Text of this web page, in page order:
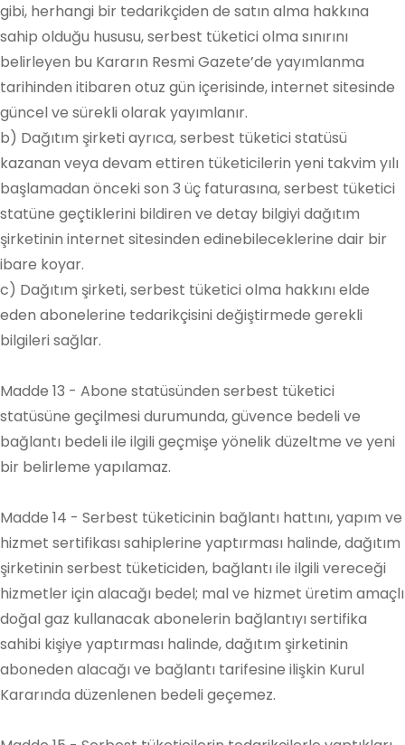
gibi, herhangi bir tedarikçiden de satın alma hakkına
sahip olduğu hususu, serbest tüketici olma sınırını
belirleyen bu Kararın Resmi Gazete’de yayımlanma
tarihinden itibaren otuz gün içerisinde, internet sitesinde
güncel ve sürekli olarak yayımlanır.
b) Dağıtım şirketi ayrıca, serbest tüketici statüsü
kazanan veya devam ettiren tüketicilerin yeni takvim yılı
başlamadan önceki son 3 üç faturasına, serbest tüketici
statüne geçtiklerini bildiren ve detay bilgiyi dağıtım
şirketinin internet sitesinden edinebileceklerine dair bir
ibare koyar.
c) Dağıtım şirketi, serbest tüketici olma hakkını elde
eden abonelerine tedarikçisini değiştirmede gerekli
bilgileri sağlar.
Madde 13 - Abone statüsünden serbest tüketici
statüsüne geçilmesi durumunda, güvence bedeli ve
bağlantı bedeli ile ilgili geçmişe yönelik düzeltme ve yeni
bir belirleme yapılamaz.
Madde 14 - Serbest tüketicinin bağlantı hattını, yapım ve
hizmet sertifikası sahiplerine yaptırması halinde, dağıtım
şirketinin serbest tüketiciden, bağlantı ile ilgili vereceği
hizmetler için alacağı bedel; mal ve hizmet üretim amaçlı
doğal gaz kullanacak abonelerin bağlantıyı sertifika
sahibi kişiye yaptırması halinde, dağıtım şirketinin
aboneden alacağı ve bağlantı tarifesine ilişkin Kurul
Kararında düzenlenen bedeli geçemez.